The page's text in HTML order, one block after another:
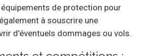
de protection pour
à souscrire une
d'éventuels dommages ou vols.